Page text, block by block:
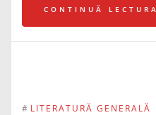
CONTINUĂ LECTURA
# LITERATURĂ GENERALĂ